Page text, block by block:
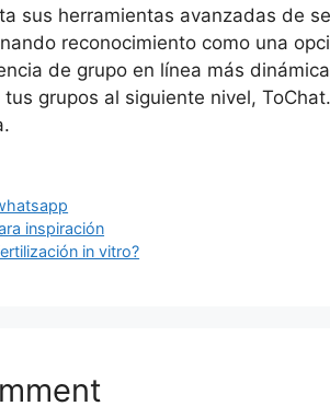
sus herramientas avanzadas de
reconocimiento como una
de grupo en línea más
grupos al siguiente nivel,
inspiración
in vitro?